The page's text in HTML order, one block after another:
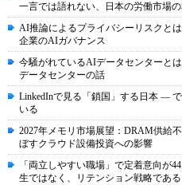
一言では語れない、日本の労働市場
AI推論によるプライバシーリスクと
企業のAIガバナンス
今騒がれているAIデータセンターと
データセンターの話
LinkedInで見る「鎖国」する日本 ―
いる
2027年メモリ市場展望：DRAM供給
ぼすクラウド設備投資への影響
「両立しやすい職場」で定着意向が
生ではなく、リテンション戦略である